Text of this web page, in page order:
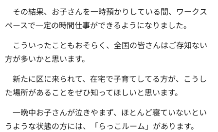
その結果、お子さんを一時預かりしている間、ワークス
ペースで一定の時間仕事ができるようになりました。
こういったこともおそらく、全国の皆さんはご存知ない
方が多いかと思います。
新たに区に来られて、在宅で子育てしてる方が、こうし
た場所があることをぜひ知ってほしいと思います。
一晩中お子さんが泣きやまず、ほとんど寝ていないとい
うような状態の方には、「らっこルーム」があります。